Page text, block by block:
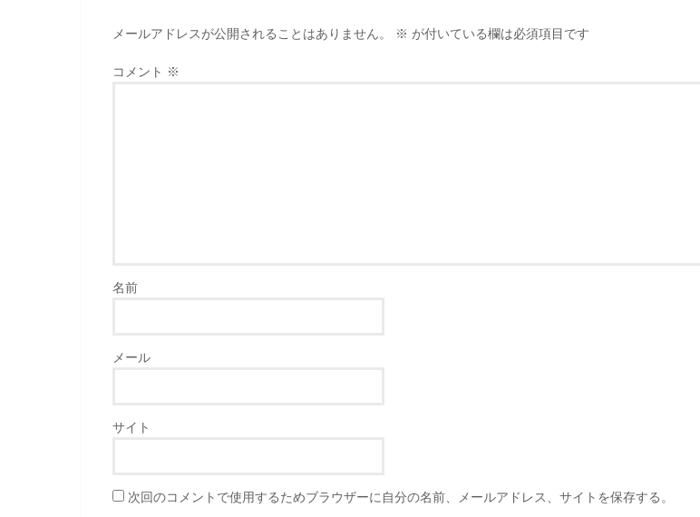
メールアドレスが公開されることはありません。 ※ が付いている欄は必須項目です
コメント ※
名前
メール
サイト
次回のコメントで使用するためブラウザーに自分の名前、メールアドレス、サイトを保存する。